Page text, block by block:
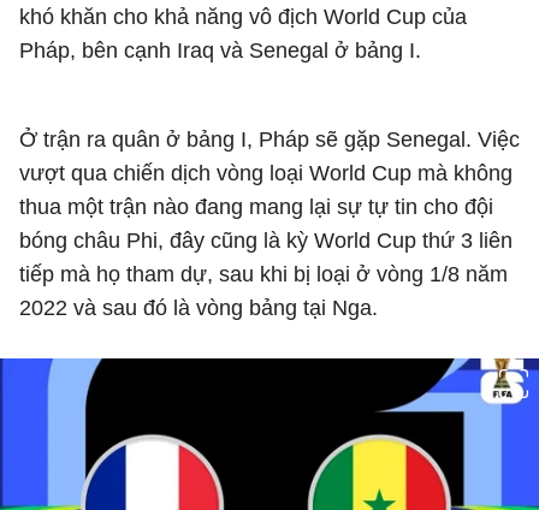
khó khăn cho khả năng vô địch World Cup của
Pháp, bên cạnh Iraq và Senegal ở bảng I.
Ở trận ra quân ở bảng I, Pháp sẽ gặp Senegal. Việc
vượt qua chiến dịch vòng loại World Cup mà không
thua một trận nào đang mang lại sự tự tin cho đội
bóng châu Phi, đây cũng là kỳ World Cup thứ 3 liên
tiếp mà họ tham dự, sau khi bị loại ở vòng 1/8 năm
2022 và sau đó là vòng bảng tại Nga.